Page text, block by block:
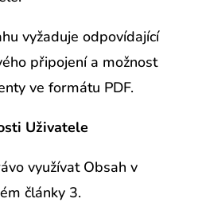
vyžaduje odpovídající
připojení a možnost
ve formátu PDF.
Uživatele
využívat Obsah v
články 3.